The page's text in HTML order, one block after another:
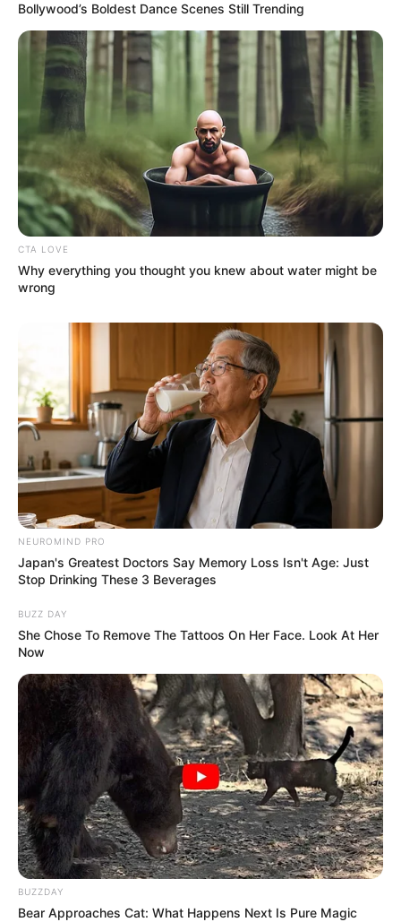
Bollywood’s Boldest Dance Scenes Still Trending
CTA LOVE
Why everything you thought you knew about water might be
wrong
NEUROMIND PRO
Japan's Greatest Doctors Say Memory Loss Isn't Age: Just
Stop Drinking These 3 Beverages
BUZZ DAY
She Chose To Remove The Tattoos On Her Face. Look At Her
Now
BUZZDAY
Bear Approaches Cat: What Happens Next Is Pure Magic